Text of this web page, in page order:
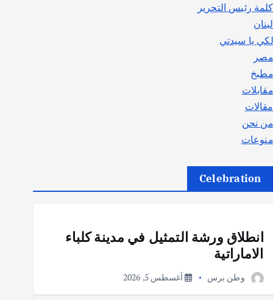
كلمة رئيس التحرير
لبنان
لكي يا سيدتي
مصر
مطبخ
مقابلات
مقالات
من نحن
منوعات
Celebration
انطلاق ورشة التمثيل في مدينة كلباء
الاماراتية
وطن برس أغسطس 5, 2026